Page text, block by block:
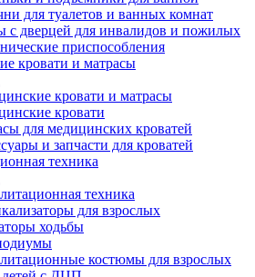
для туалетов и ванных комнат
с дверцей для инвалидов и пожилых
приспособления
кровати и матрасы
кровати и матрасы
кровати
для медицинских кроватей
и запчасти для кроватей
техника
техника
для взрослых
ходьбы
костюмы для взрослых